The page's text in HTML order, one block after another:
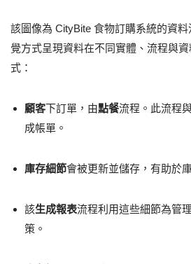
該圖像為 CityBite 食物訂購系統的資
覺方式呈現資料在不同實體、流程與
式：
顧客下訂單，由點餐流程。此流程
成帳單。
庫存細節會被更新並儲存，有助於
該生成報表流程利用這些細節為管
策。